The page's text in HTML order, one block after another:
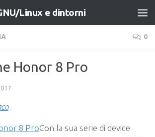
Linux e dintorni
0
Honor 8 Pro
Con la sua serie di device